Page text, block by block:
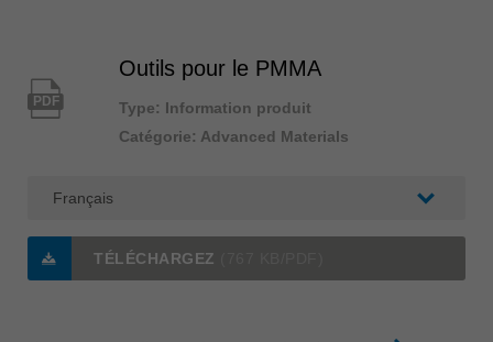
PDF
Outils pour le PMMA
Type: Information produit
Catégorie: Advanced Materials
TÉLÉCHARGEZ